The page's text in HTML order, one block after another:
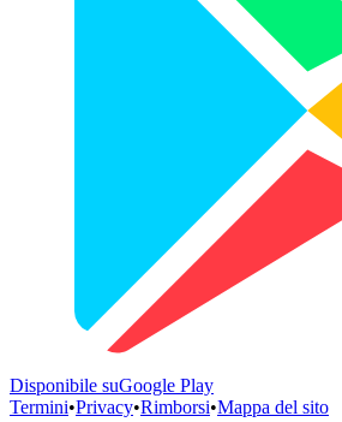
Disponibile suGoogle Play
Termini•Privacy•Rimborsi•Mappa del sito